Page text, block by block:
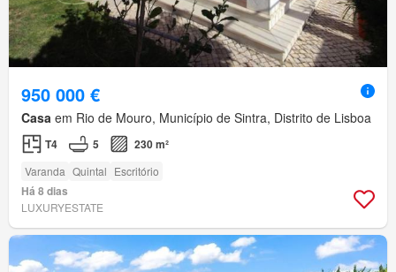
950 000 €
Casa em Rio de Mouro, Município de Sintra, Distrito de Lisboa
T4 5 230 m²
Varanda Quintal Escritório
Há 8 dias
LUXURYESTATE